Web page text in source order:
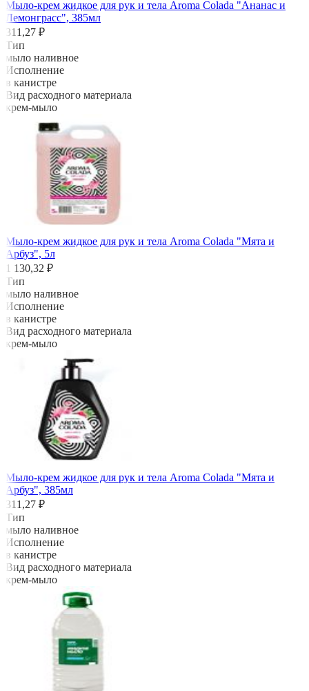
Мыло-крем жидкое для рук и тела Aroma Colada "Ананас и
Лемонграсс", 385мл
311,27 ₽
Тип
мыло наливное
Исполнение
в канистре
Вид расходного материала
крем-мыло
Мыло-крем жидкое для рук и тела Aroma Colada "Мята и
Арбуз", 5л
1 130,32 ₽
Тип
мыло наливное
Исполнение
в канистре
Вид расходного материала
крем-мыло
Мыло-крем жидкое для рук и тела Aroma Colada "Мята и
Арбуз", 385мл
311,27 ₽
Тип
мыло наливное
Исполнение
в канистре
Вид расходного материала
крем-мыло